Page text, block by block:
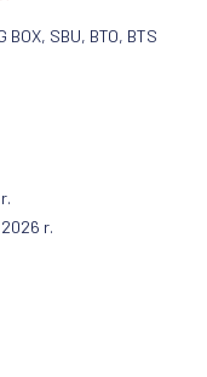
SBU, BTO, BTS
r.